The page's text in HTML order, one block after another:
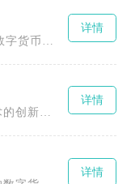
详情
privhalf币是一种基于区块链技术的创新型数字货币，全称为0.5X长隐私指数令牌（0.
详情
详情